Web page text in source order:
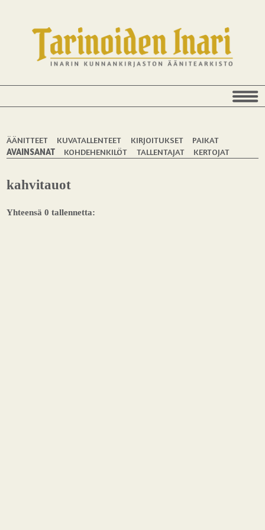
ÄÄNITTEET KUVATALLENTEET KIRJOITUKSET
PAIKAT
AVAINSANAT
KOHDEHENKILÖT TALLENTAJAT KERTOJAT
kahvitauot
Yhteensä 0 tallennetta: